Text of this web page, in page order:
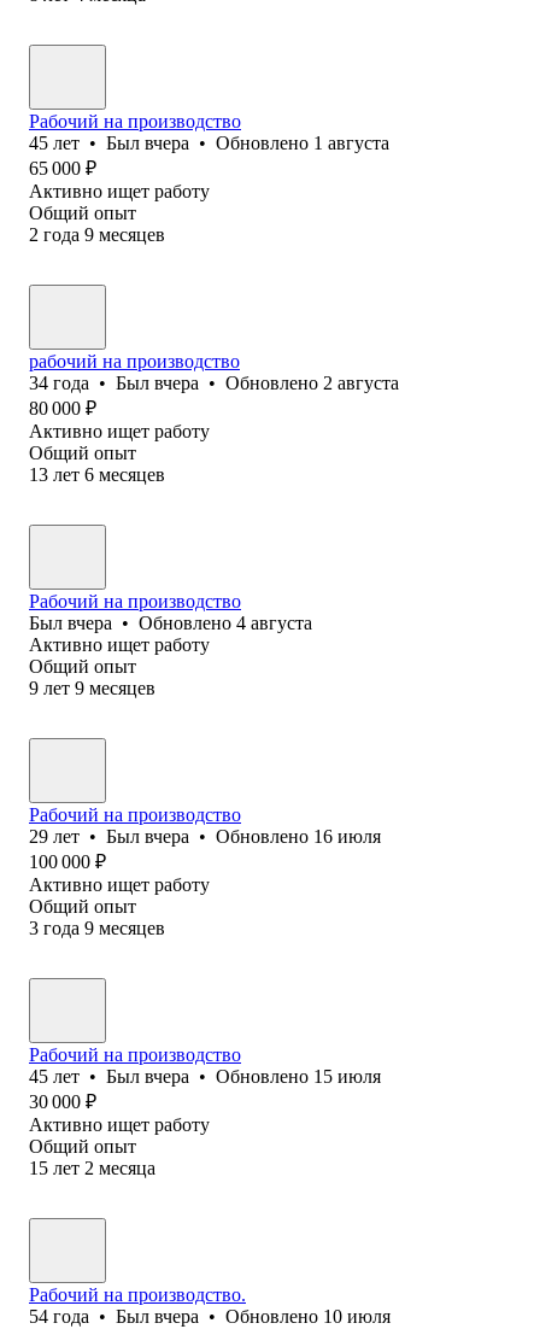
Рабочий на производство
45 лет • Был вчера • Обновлено 1 августа
65 000 ₽
Активно ищет работу
Общий опыт
2 года 9 месяцев
рабочий на производство
34 года • Был вчера • Обновлено 2 августа
80 000 ₽
Активно ищет работу
Общий опыт
13 лет 6 месяцев
Рабочий на производство
Был вчера • Обновлено 4 августа
Активно ищет работу
Общий опыт
9 лет 9 месяцев
Рабочий на производство
29 лет • Был вчера • Обновлено 16 июля
100 000 ₽
Активно ищет работу
Общий опыт
3 года 9 месяцев
Рабочий на производство
45 лет • Был вчера • Обновлено 15 июля
30 000 ₽
Активно ищет работу
Общий опыт
15 лет 2 месяца
Рабочий на производство.
54 года • Был вчера • Обновлено 10 июля